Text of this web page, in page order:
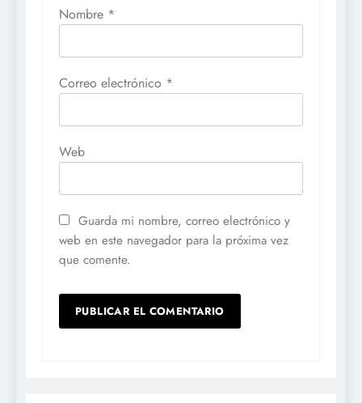
Nombre *
Correo electrónico *
Web
Guarda mi nombre, correo electrónico y
web en este navegador para la próxima vez
que comente.